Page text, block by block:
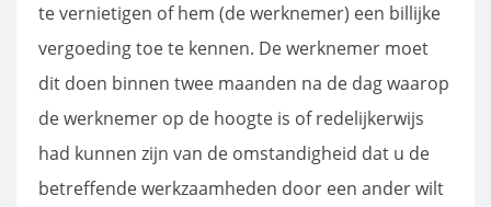
te vernietigen of hem (de werknemer) een billijke
vergoeding toe te kennen. De werknemer moet
dit doen binnen twee maanden na de dag waarop
de werknemer op de hoogte is of redelijkerwijs
had kunnen zijn van de omstandigheid dat u de
betreffende werkzaamheden door een ander wilt